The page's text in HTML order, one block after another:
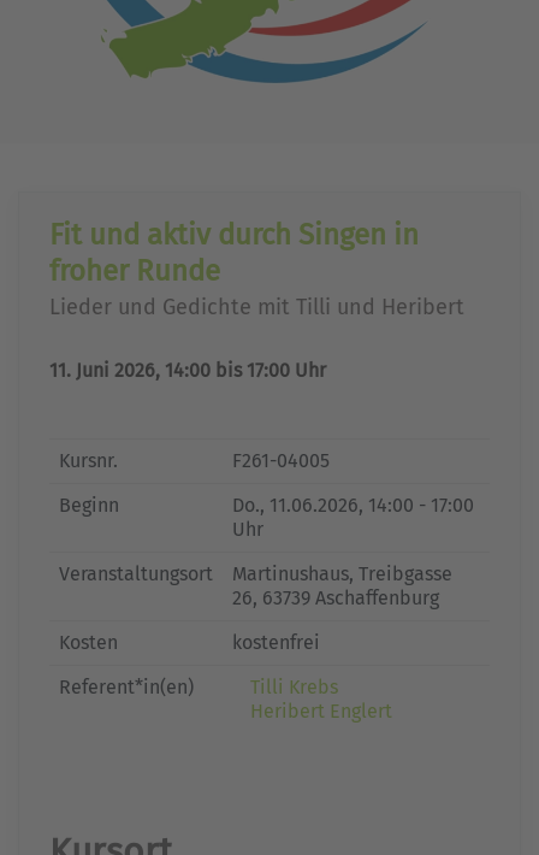
Fit und aktiv durch Singen in
froher Runde
Lieder und Gedichte mit Tilli und Heribert
11. Juni 2026, 14:00 bis 17:00 Uhr
Kursnr.
F261-04005
Beginn
Do., 11.06.2026, 14:00 - 17:00
Uhr
Veranstaltungsort
Martinushaus, Treibgasse
26, 63739 Aschaffenburg
Kosten
kostenfrei
Referent*in(en)
Tilli Krebs
Heribert Englert